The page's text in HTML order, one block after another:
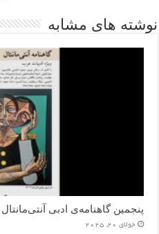
نوشته های مشابه
پنجمین گاهنامه‌ی ادبی
جولای 20, 2025